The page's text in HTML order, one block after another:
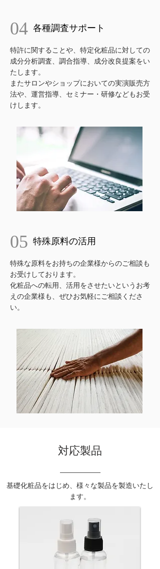
04 各種調査サポート
特許に関することや、特定化粧品に対しての
成分分析調査、調合指導、成分改良提案をい
たします。
​またサロンやショップにおいての実演販売方
法や、運営指導、セミナー・研修などもお受
けします。
05 特殊原料の活用
特殊な原料をお持ちの企業様からのご相談も
お受けしております。
​化粧品への転用、活用をさせたいというお考
えの企業様も、ぜひお気軽にご相談くださ
い。
対応製品
​基礎化粧品をはじめ、様々な製品を製造いたし
ます。